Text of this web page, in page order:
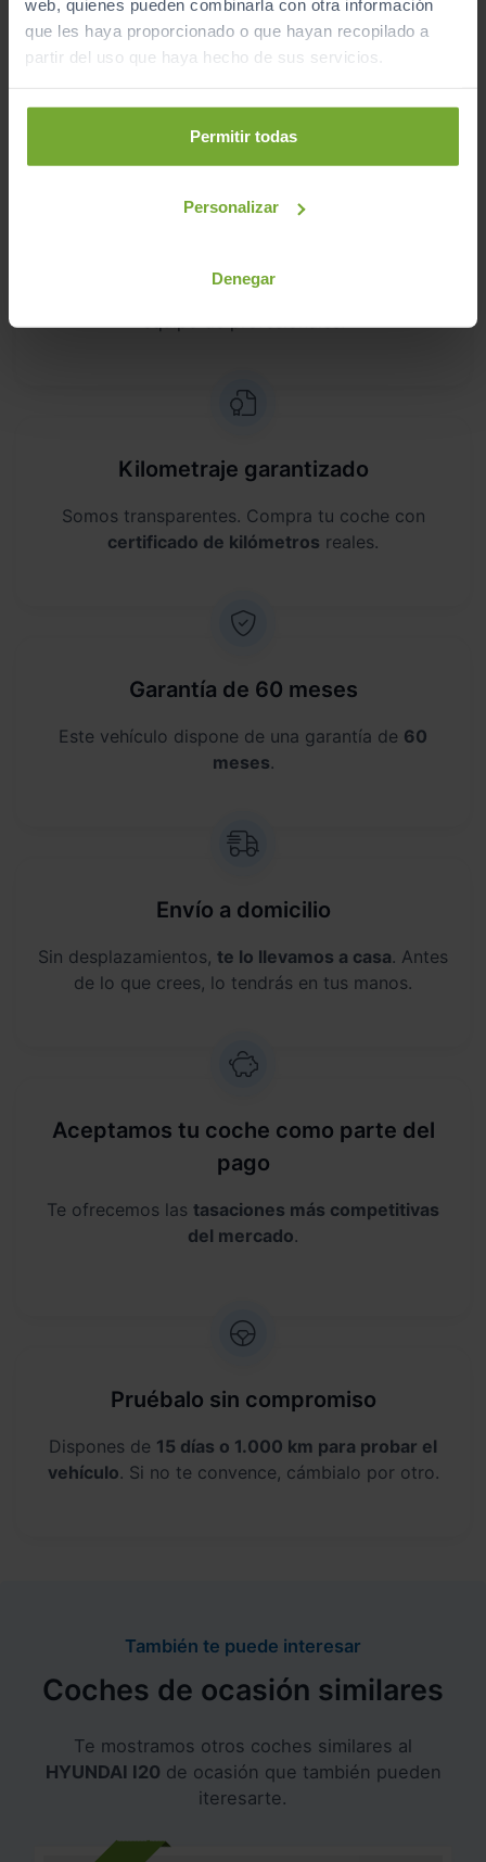
web, quienes pueden combinarla con otra información
que les haya proporcionado o que hayan recopilado a
partir del uso que haya hecho de sus servicios.
Permitir todas
Personalizar
Denegar
Compra tu coche con confianza
equipo de profesionales.
Kilometraje garantizado
Somos transparentes. Compra tu coche con
certificado de kilómetros reales.
Garantía de 60 meses
Este vehículo dispone de una garantía de 60
meses.
Envío a domicilio
Sin desplazamientos, te lo llevamos a casa. Antes
de lo que crees, lo tendrás en tus manos.
Aceptamos tu coche como parte del
pago
Te ofrecemos las tasaciones más competitivas
del mercado.
Pruébalo sin compromiso
Dispones de 15 días o 1.000 km para probar el
vehículo. Si no te convence, cámbialo por otro.
También te puede interesar
Coches de ocasión similares
Te mostramos otros coches similares al
HYUNDAI I20 de ocasión que también pueden
iteresarte.